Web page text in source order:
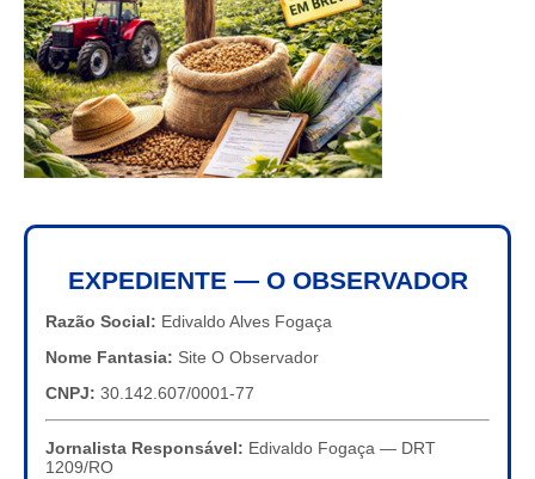
EXPEDIENTE — O OBSERVADOR
Razão Social: Edivaldo Alves Fogaça
Nome Fantasia: Site O Observador
CNPJ: 30.142.607/0001-77
Jornalista Responsável: Edivaldo Fogaça — DRT
1209/RO